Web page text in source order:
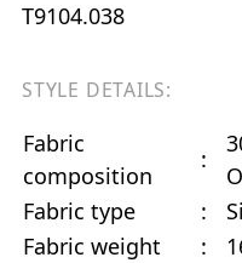
T9104.038
STYLE DETAILS:
Fabric
composition
:
Fabric type
:
Fabric weight
: